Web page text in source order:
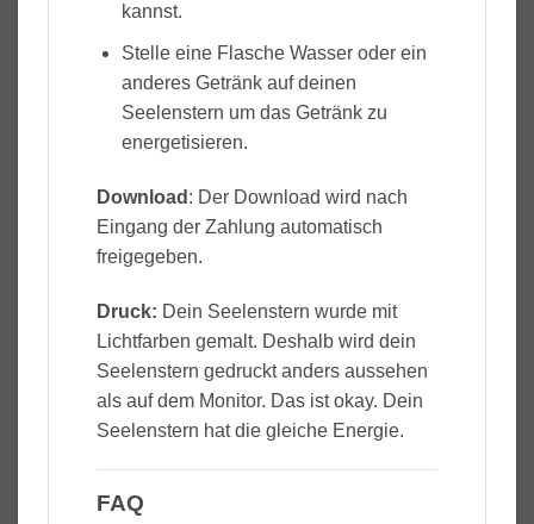
kannst.
Stelle eine Flasche Wasser oder ein
anderes Getränk auf deinen
Seelenstern um das Getränk zu
energetisieren.
Download : Der Download wird nach
Eingang der Zahlung automatisch
freigegeben.
Druck: Dein Seelenstern wurde mit
Lichtfarben gemalt. Deshalb wird dein
Seelenstern gedruckt anders aussehen
als auf dem Monitor. Das ist okay. Dein
Seelenstern hat die gleiche Energie.
FAQ